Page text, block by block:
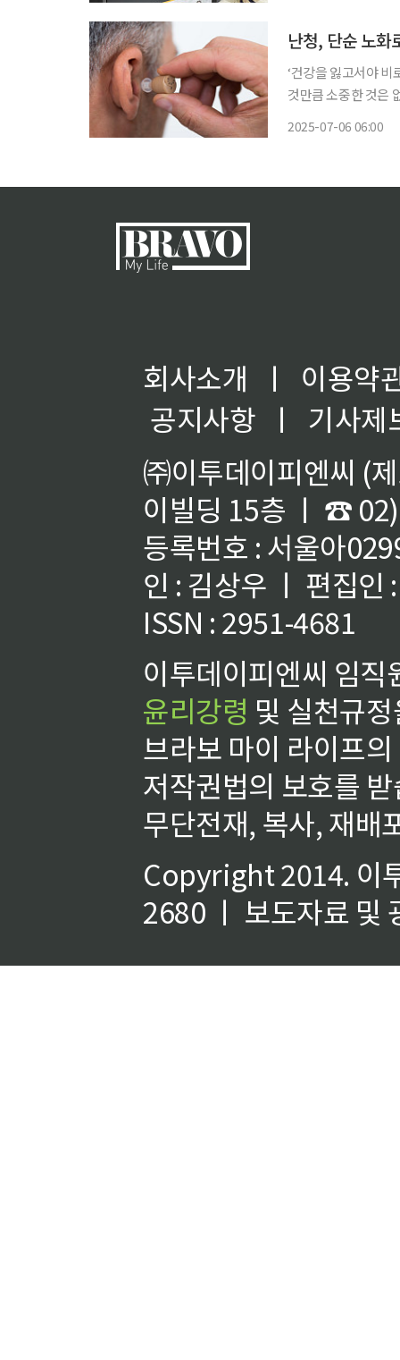
난청, 단순 노
‘건강을 잃고서야
것만큼 소중한 것은
2025-07-06 06:00
회사소개 ㅣ
이용약
공지사항
ㅣ
기사제
㈜이투데이피엔씨 (
이빌딩 15층 ㅣ ☎
등록번호 : 서울아
인 : 김상우 ㅣ 편집인
ISSN : 2951-4681
이투데이피엔씨 임
윤리강령 및 실천규
브라보 마이 라이프
저작권법의 보호를
무단전재, 복사, 재배
Copyright 2014. 이
2680 ㅣ 보도자료